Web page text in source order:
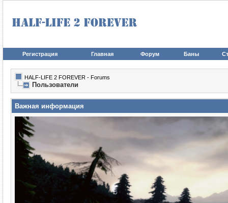
Регистрация Главная Форум Баны
HALF-LIFE 2 FOREVER - Forums
Пользователи
Важная информация